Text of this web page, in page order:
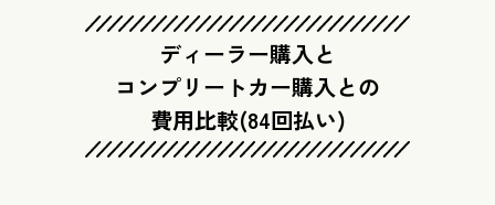
ディーラー購入と
​​​​​​​コンプリートカー購入との
費用比較(84回払い)